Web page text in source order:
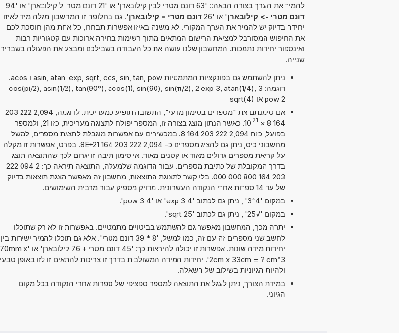
להמיר את הערך בצורה הבאה:: '63 דונם מטרי לבין קילובארן' או '21 דונם מטרי ל קילובארן' או '94
דונם מטרי -> קילובארן' או '26 דונם מטרי = קילובארן'. גם בחלופה זו המחשבון מגלה מיד לאיזו
יחידה בדיוק יש להמיר את הערך המקורי. לא משנה באיזו אפשרות תבחרו, כל אחת מהן חוסכת לכם
את החיפוש המסורבל למציאת הרישום המתאים מתוך רשימות בחירה ארוכות עם קטגוריות רבות
ואינספור יחידות נתמכות. המחשבון שלנו עושה את כל העבודה בשבילכם ומבצע את הפעולה בשבריר
שנייה.
ניתן להשתמש גם בפונקציות המתמטיות asin, atan, exp, sqrt, cos, sin, tan, pow ו acos.
דוגמה: cos(pi/2), asin(1/2), tan(90°), acos(1), sin(90), sin(π/2), 2 exp 3, atan(1/4), 3
pow 2 או sqrt(4)
אם סימנתם את "מספרים בסימון מדעי", התשובה תופיע כמעריכית. לדוגמה, 2,094 222 203
164 8
×
10 21
. כאשר הנתון מוצג בצורה זו, המספר יפולח לתצוגה מעריכית, כזו 21, ולמספר
בפועל, כזה 2,094 222 203 164 8. במכשירים עם אפשרות מוגבלת להצגת מספרים, למשל
מחשבוני כיס, ניתן גם להציג מספרים כ- 2,094 222 203 164 8E+21. בפרט, אפשרות זו מקלה
על קריאת מספרים גדולים מאוד או קטנים מאוד. אי סימון תיבה זו יגרום לכך שהתוצאה תוצג
בדרך המקובלת של כתיבת מספרים. עבור הדוגמה שלמעלה, התוצאה תיראה כך: 2 094 222
203 164 800 000 000. בלי קשר לתצוגת התוצאות, מחשבון זה מאפשר הצגת תוצאות בדיוק
של עד 14 ספרות אחרי הנקודה העשרונית. מדויק מספיק עבור מרבית השימושים.
במקום '4^3' , ניתן גם לכתוב '4 exp 3' או '4 pow 3'.
במקום '√25' , ניתן גם לכתוב 'sqrt 25'.
יתרה מכך, המחשבון מאפשר גם להשתמש בביטויים מתמטיים. באפשרות זו לא רק שתוכלו
לחשב שני מספרים זה עם זה, כמו למשל, '8 * 39 דונם מטרי'. אלא גם תוכלו להמיר ישירות בין
יחידות מידה שונות. אפשרות זו יכולה להיראות כך: '45 דונם מטרי + 76 קילובארן' או '70mm x
2cm x 33dm = ? cm^3'. יחידות המידה המשולבות בדרך זו צריכות להתאים זו לזו באופן טבעי
ולהיות הגיוניות בשילוב של השאלה.
במידת הצורך, ניתן לעגל את התוצאה למספר ספציפי של ספרות אחרי הנקודה בכל מקום
הגיוני.